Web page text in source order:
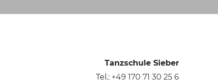
Tanzschule Sieber
Tel.: +49 170 71 30 25 6